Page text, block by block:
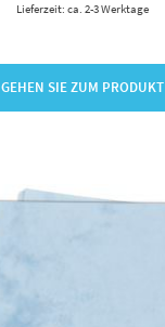
Lieferzeit: ca. 2-3 Werktage
GEHEN SIE ZUM PRODUKT